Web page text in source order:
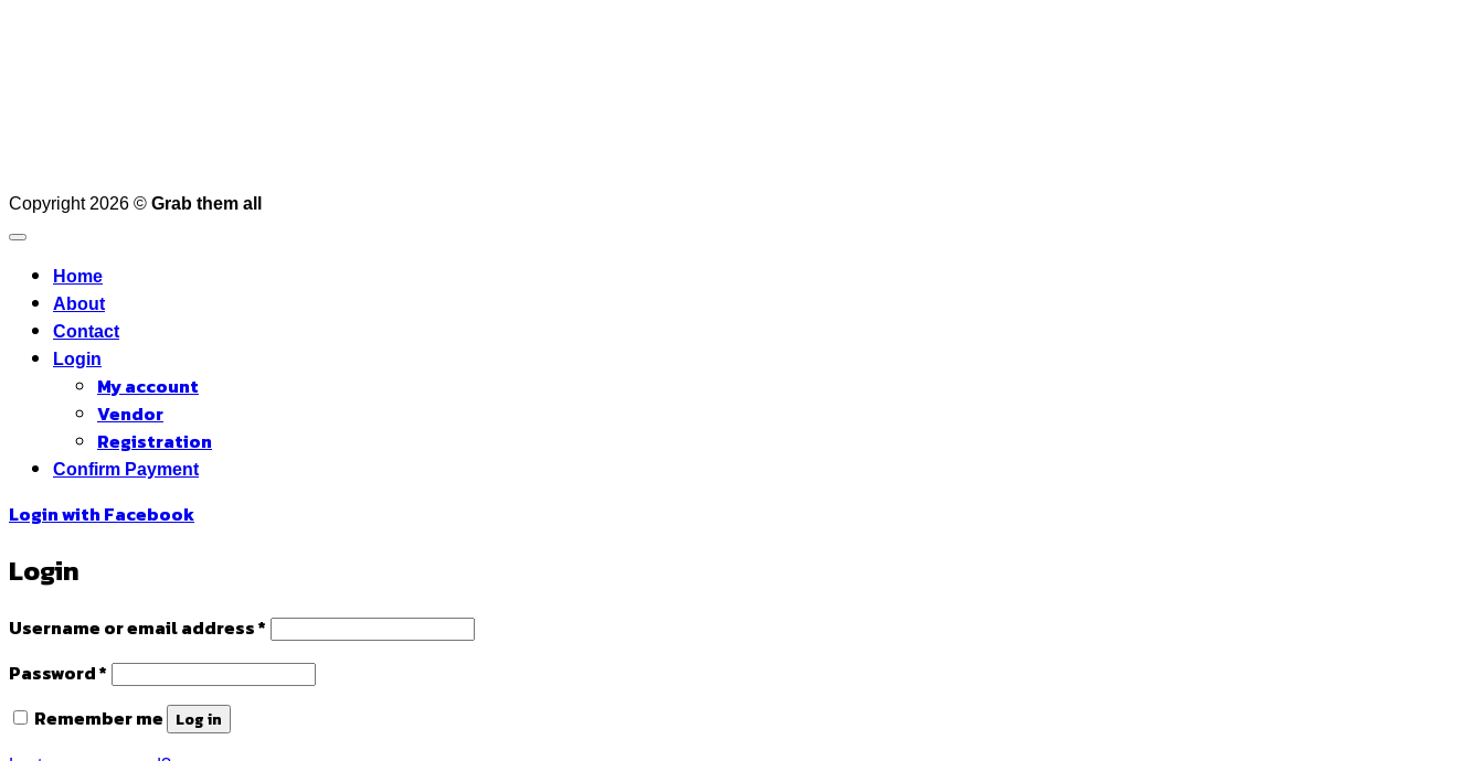
Copyright 2026 © Grab them all
Home
About
Contact
Login
My account
Vendor
Registration
Confirm Payment
Login with Facebook
Login
Username or email address* Required
Password* Required
Remember me
Log in